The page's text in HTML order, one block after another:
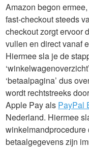
Amazon begon
fast-checkout steeds
checkout zorgt ervoor
vullen en direct vanaf
Hiermee sla je de
‘betaalpagina’ dus
wordt rechtstreeks
Apple Pay als PayPal
Nederland. Hiermee
winkelmandprocedure
betaalgegevens zijn